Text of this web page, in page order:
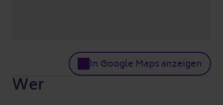
In Google Maps anzeigen
Wer